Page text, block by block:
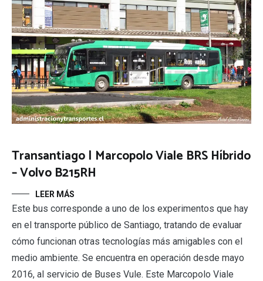
Transantiago | Marcopolo Viale BRS Híbrido
– Volvo B215RH
LEER MÁS
Este bus corresponde a uno de los experimentos que hay
en el transporte público de Santiago, tratando de evaluar
cómo funcionan otras tecnologías más amigables con el
medio ambiente. Se encuentra en operación desde mayo
2016, al servicio de Buses Vule. Este Marcopolo Viale